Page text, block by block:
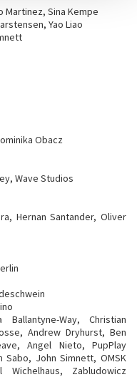
Martinez, Sina Kempe
Yao Liao
Obacz
Wave Studios
Hernan Santander, Oliver
Ballantyne-Way, Christian
Andrew Dryhurst, Ben
Angel Nieto, PupPlay
Sabo, John Simnett, OMSK
Zabludowicz